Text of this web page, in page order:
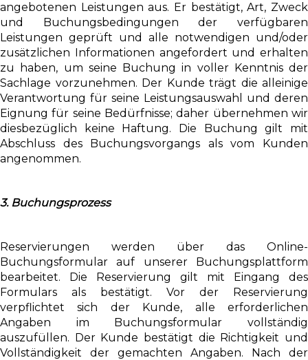
angebotenen Leistungen aus. Er bestätigt, Art, Zweck
und Buchungsbedingungen der verfügbaren
Leistungen geprüft und alle notwendigen und/oder
zusätzlichen Informationen angefordert und erhalten
zu haben, um seine Buchung in voller Kenntnis der
Sachlage vorzunehmen. Der Kunde trägt die alleinige
Verantwortung für seine Leistungsauswahl und deren
Eignung für seine Bedürfnisse; daher übernehmen wir
diesbezüglich keine Haftung. Die Buchung gilt mit
Abschluss des Buchungsvorgangs als vom Kunden
angenommen.
3. Buchungsprozess
Reservierungen werden über das Online-
Buchungsformular auf unserer Buchungsplattform
bearbeitet. Die Reservierung gilt mit Eingang des
Formulars als bestätigt. Vor der Reservierung
verpflichtet sich der Kunde, alle erforderlichen
Angaben im Buchungsformular vollständig
auszufüllen. Der Kunde bestätigt die Richtigkeit und
Vollständigkeit der gemachten Angaben. Nach der